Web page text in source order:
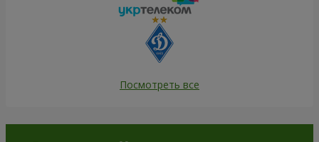
Посмотреть все